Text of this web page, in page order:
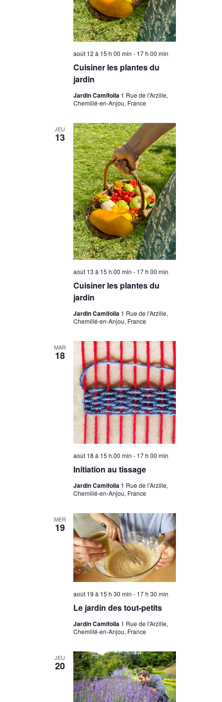
Cuisiner les plantes du
jardin
août 12 à 15 h 00 min - 17 h 00 min
Jardin Camifolia 1 Rue de l'Arzille,
Chemillé-en-Anjou, France
JEU
13
Cuisiner les plantes du
jardin
août 13 à 15 h 00 min - 17 h 00 min
Jardin Camifolia 1 Rue de l'Arzille,
Chemillé-en-Anjou, France
MAR
18
Initiation au tissage
août 18 à 15 h 00 min - 17 h 00 min
Jardin Camifolia 1 Rue de l'Arzille,
Chemillé-en-Anjou, France
MER
19
Le jardin des tout-petits
août 19 à 15 h 30 min - 17 h 30 min
Jardin Camifolia 1 Rue de l'Arzille,
Chemillé-en-Anjou, France
JEU
20